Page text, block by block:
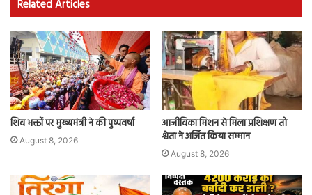
Related Articles
शिव भक्तों पर मुख्यमंत्री ने की पुष्पवर्षा
August 8, 2026
आजीविका मिशन से मिला प्रशिक्षण तो
श्वेता ने अर्जित किया सम्मान
August 8, 2026